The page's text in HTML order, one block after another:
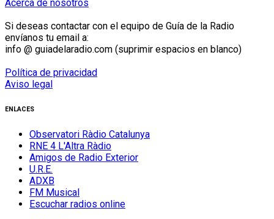
Acerca de nosotros
Si deseas contactar con el equipo de Guía de la Radio
envíanos tu email a:
info @ guiadelaradio.com (suprimir espacios en blanco)
Política de privacidad
Aviso legal
ENLACES
Observatori Ràdio Catalunya
RNE 4 L'Altra Ràdio
Amigos de Radio Exterior
U.R.E.
ADXB
FM Musical
Escuchar radios online